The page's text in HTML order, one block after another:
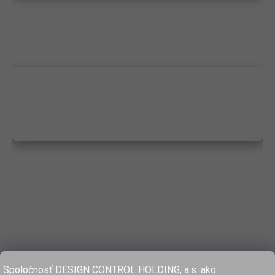
Spoločnosť DESIGN CONTROL HOLDING, a.s. ako